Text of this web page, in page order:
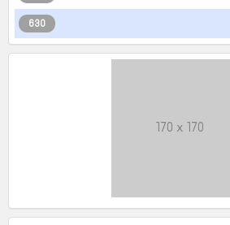
630
170 x 170